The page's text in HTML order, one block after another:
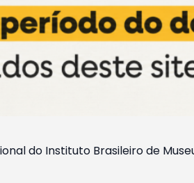
do Instituto Brasileiro de